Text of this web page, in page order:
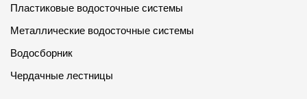
Пластиковые водосточные системы
Металлические водосточные системы
Водосборник
Чердачные лестницы